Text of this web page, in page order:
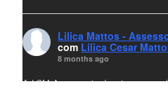
Lilica Mattos -
com Lilica Cesar
8 months ago
A LCM Assessoria deseja um